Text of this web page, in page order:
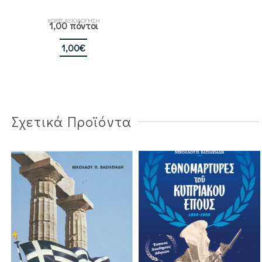
ΧΩΡΙΣ ΑΞΙΟΛΟΓΗΣΗ
1,00 πόντοι
1,00€
Σχετικά Προϊόντα